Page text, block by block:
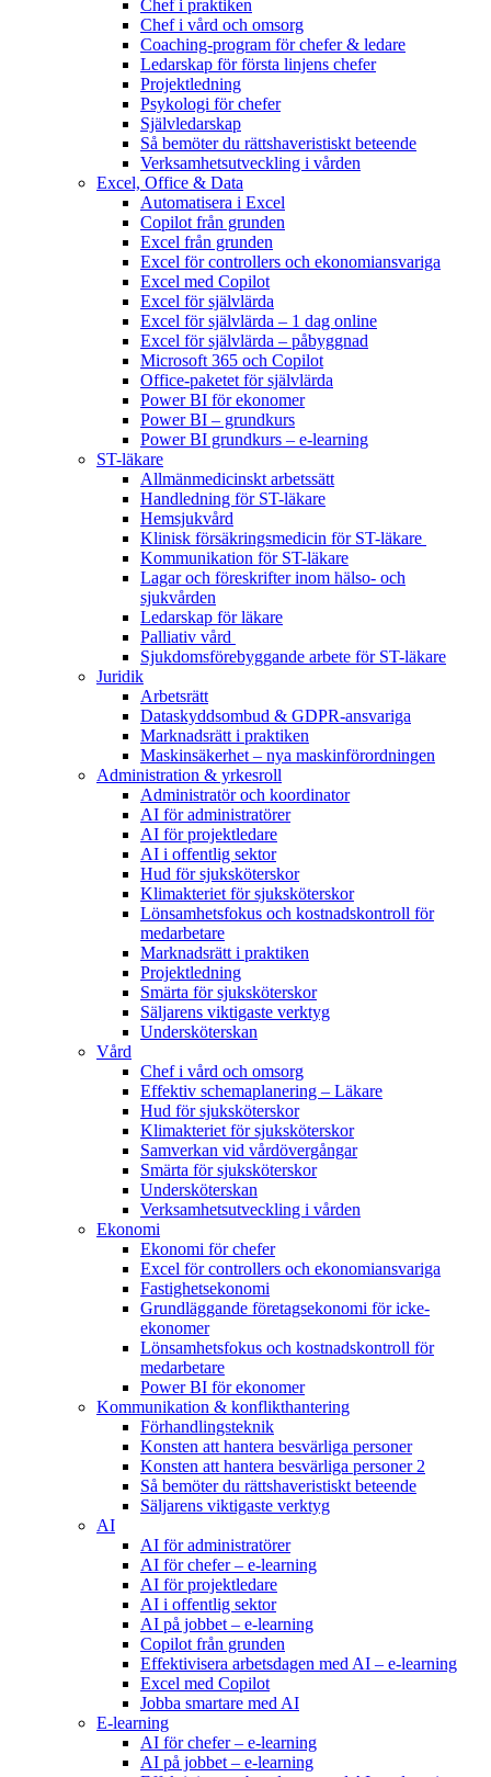
Chef i praktiken
Chef i vård och omsorg
Coaching-program för chefer & ledare
Ledarskap för första linjens chefer
Projektledning
Psykologi för chefer
Självledarskap
Så bemöter du rättshaveristiskt beteende
Verksamhetsutveckling i vården
Excel, Office & Data
Automatisera i Excel
Copilot från grunden
Excel från grunden
Excel för controllers och ekonomiansvariga
Excel med Copilot
Excel för självlärda
Excel för självlärda – 1 dag online
Excel för självlärda – påbyggnad
Microsoft 365 och Copilot
Office-paketet för självlärda
Power BI för ekonomer
Power BI – grundkurs
Power BI grundkurs – e-learning
ST-läkare
Allmänmedicinskt arbetssätt
Handledning för ST-läkare
Hemsjukvård
Klinisk försäkringsmedicin för ST-läkare
Kommunikation för ST-läkare
Lagar och föreskrifter inom hälso- och
sjukvården
Ledarskap för läkare
Palliativ vård
Sjukdomsförebyggande arbete för ST-läkare
Juridik
Arbetsrätt
Dataskyddsombud & GDPR-ansvariga
Marknadsrätt i praktiken
Maskinsäkerhet – nya maskinförordningen
Administration & yrkesroll
Administratör och koordinator
AI för administratörer
AI för projektledare
AI i offentlig sektor
Hud för sjuksköterskor
Klimakteriet för sjuksköterskor
Lönsamhetsfokus och kostnadskontroll för
medarbetare
Marknadsrätt i praktiken
Projektledning
Smärta för sjuksköterskor
Säljarens viktigaste verktyg
Undersköterskan
Vård
Chef i vård och omsorg
Effektiv schemaplanering – Läkare
Hud för sjuksköterskor
Klimakteriet för sjuksköterskor
Samverkan vid vårdövergångar
Smärta för sjuksköterskor
Undersköterskan
Verksamhetsutveckling i vården
Ekonomi
Ekonomi för chefer
Excel för controllers och ekonomiansvariga
Fastighetsekonomi
Grundläggande företagsekonomi för icke-
ekonomer
Lönsamhetsfokus och kostnadskontroll för
medarbetare
Power BI för ekonomer
Kommunikation & konflikthantering
Förhandlingsteknik
Konsten att hantera besvärliga personer
Konsten att hantera besvärliga personer 2
Så bemöter du rättshaveristiskt beteende
Säljarens viktigaste verktyg
AI
AI för administratörer
AI för chefer – e-learning
AI för projektledare
AI i offentlig sektor
AI på jobbet – e-learning
Copilot från grunden
Effektivisera arbetsdagen med AI – e-learning
Excel med Copilot
Jobba smartare med AI
E-learning
AI för chefer – e-learning
AI på jobbet – e-learning